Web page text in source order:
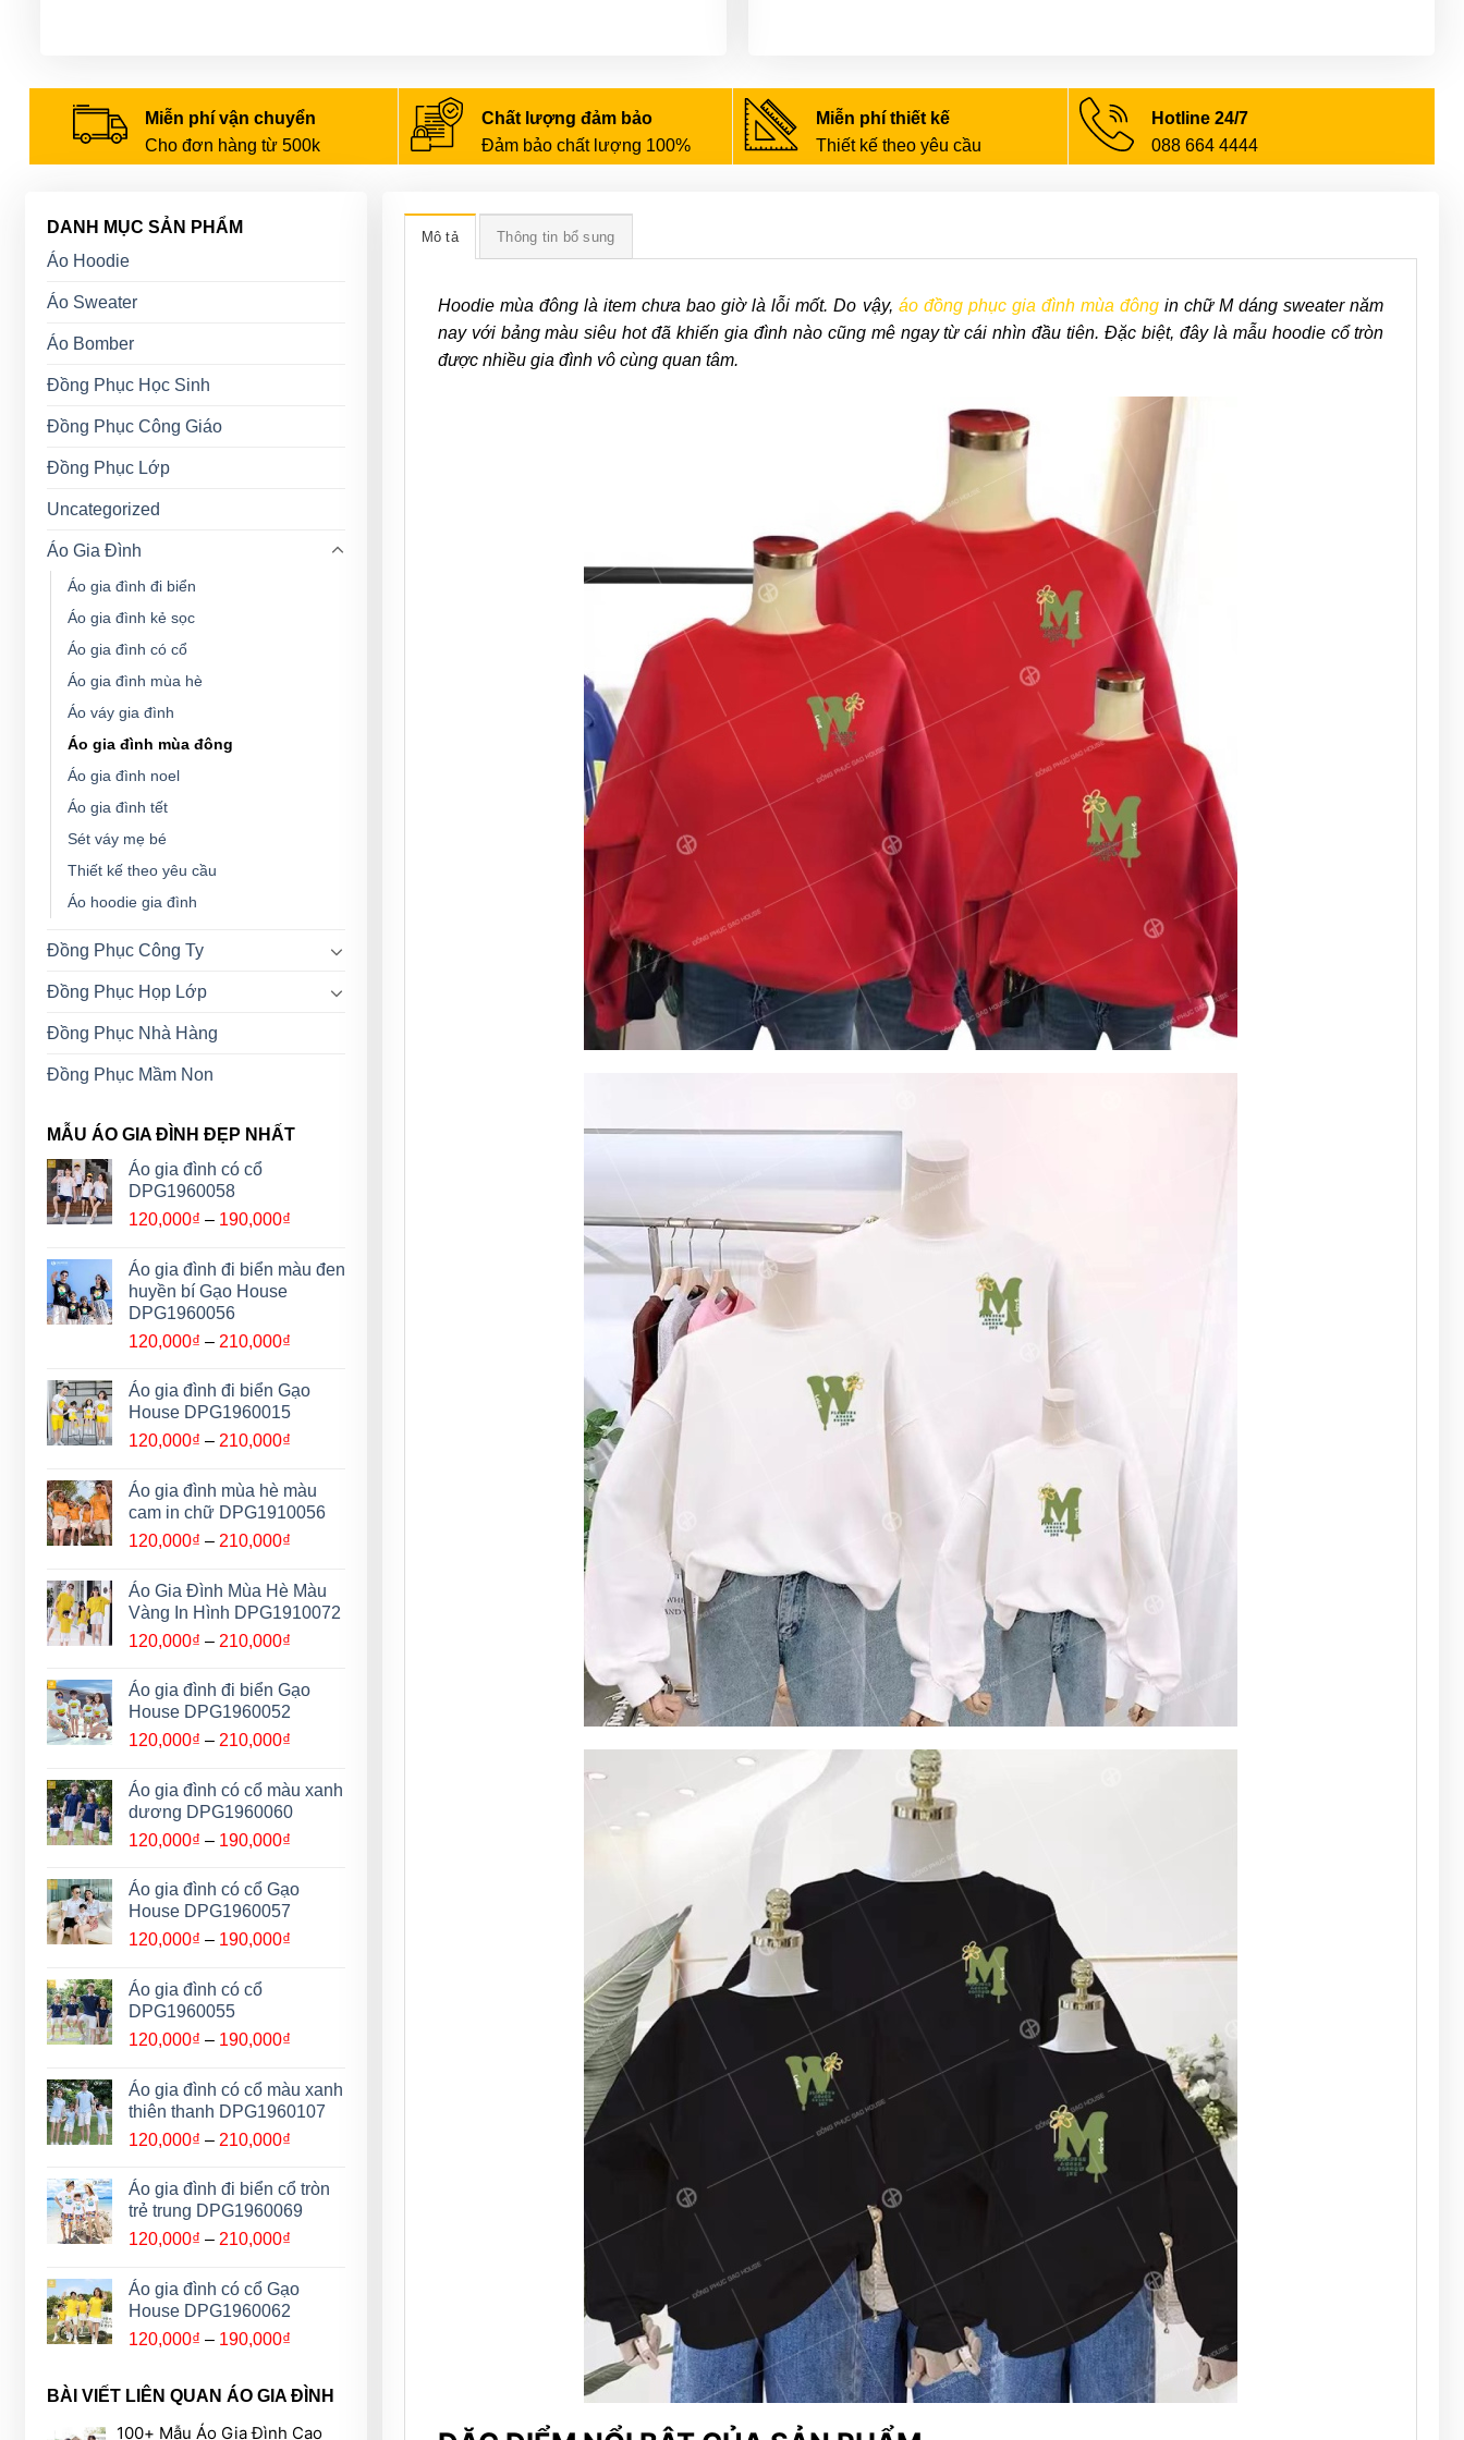
Miễn phí vận chuyển
Cho đơn hàng từ 500k
Chất lượng đảm bảo
Đảm bảo chất lượng 100%
Miễn phí thiết kế
Thiết kế theo yêu cầu
Hotline 24/7
088 664 4444
DANH MỤC SẢN PHẨM
Áo Hoodie
Áo Sweater
Áo Bomber
Đồng Phục Học Sinh
Đồng Phục Công Giáo
Đồng Phục Lớp
Uncategorized
Áo Gia Đình
Áo gia đình đi biển
Áo gia đình kẻ sọc
Áo gia đình có cổ
Áo gia đình mùa hè
Áo váy gia đình
Áo gia đình mùa đông
Áo gia đình noel
Áo gia đình tết
Sét váy mẹ bé
Thiết kế theo yêu cầu
Áo hoodie gia đình
Đồng Phục Công Ty
Đồng Phục Họp Lớp
Đồng Phục Nhà Hàng
Đồng Phục Mầm Non
MẪU ÁO GIA ĐÌNH ĐẸP NHẤT
Áo gia đình có cổ
DPG1960058
120,000₫ – 190,000₫Khoảng
từ
190,000₫
Áo gia đình đi biển màu đen
huyền bí Gạo House
DPG1960056
120,000₫ – 210,000₫Khoảng
từ
120,000₫
đến
Áo gia đình đi biển Gạo
House DPG1960015
120,000₫ – 210,000₫Khoảng
từ
120,000₫
đến
Áo gia đình mùa hè màu
cam in chữ DPG1910056
120,000₫ – 210,000₫Khoảng
từ
120,000₫
đến
Áo Gia Đình Mùa Hè Màu
Vàng In Hình DPG1910072
120,000₫ – 210,000₫Khoảng
từ
120,000₫
đến
Áo gia đình đi biển Gạo
House DPG1960052
120,000₫ – 210,000₫Khoảng
từ
120,000₫
đến
Áo gia đình có cổ màu xanh
dương DPG1960060
120,000₫ – 190,000₫Khoảng
từ
120,000₫
đến
Áo gia đình có cổ Gạo
House DPG1960057
120,000₫ – 190,000₫Khoảng
đến
Áo gia đình có cổ
DPG1960055
120,000₫ – 190,000₫Khoảng
từ
120,000₫
đến
Áo gia đình có cổ màu xanh
thiên thanh DPG1960107
120,000₫ – 210,000₫Khoảng
từ
120,000₫
đến
Áo gia đình đi biển cổ tròn
trẻ trung DPG1960069
120,000₫ – 210,000₫Khoảng
từ
120,000₫
đến
Áo gia đình có cổ Gạo
House DPG1960062
120,000₫ – 190,000₫Khoảng
từ
120,000₫
đến
BÀI VIẾT LIÊN QUAN ÁO GIA ĐÌNH
100+ Mẫu Áo Gia Đình Cao
Mô tả Thông tin bổ sung
Hoodie mùa đông là item chưa bao giờ là lỗi mốt. Do vậy, áo đồng phục gia đình mùa đông in chữ M dáng sweater năm
nay với bảng màu siêu hot đã khiến gia đình nào cũng mê ngay từ cái nhìn đầu tiên. Đặc biệt, đây là mẫu hoodie cổ tròn
được nhiều gia đình vô cùng quan tâm.